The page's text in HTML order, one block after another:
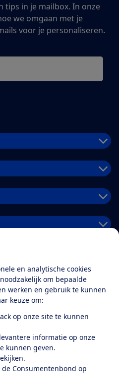
en analytische cookies
om bepaalde
werken en gebruik te kunnen
keuze om:
op onze site te kunnen
informatie op onze
kunnen geven.
Consumentenbond op
tips in je mailbox. In onze
we omgaan met je
voor je personaliseren.
Privacyverklaring